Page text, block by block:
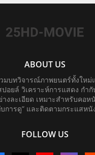
ABOUT US
มบทวิจารณ์ภาพยนตร์ทั้งใหม่
ปอยล์ วิเคราะห์การแสดง กำ
งละเอียด เหมาะสำหรับคอห
บการดู” และติดตามกระแสห
FOLLOW US